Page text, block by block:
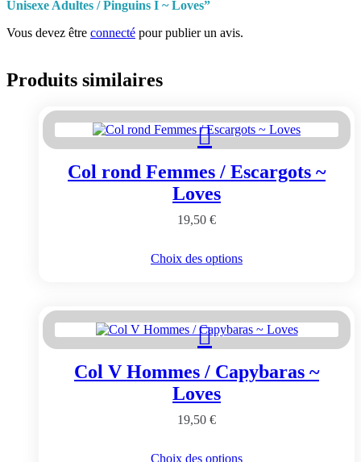
Unisexe Adultes / Pinguins I ~ Loves”
Vous devez être connecté pour publier un avis.
Produits similaires
Col rond Femmes / Escargots ~
Loves
19,50 €
Choix des options
Ce
Les
options
être
choisies
sur
la
Col V Hommes / Capybaras ~
Loves
19,50 €
Choix des options
Ce